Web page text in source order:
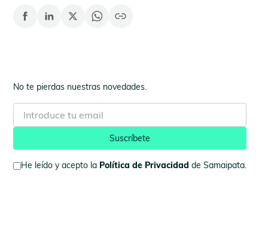
No te pierdas nuestras novedades.
He leído y acepto la Política de Privacidad de Samaipata.